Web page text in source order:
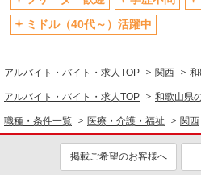
パート
パナソニック エイジフリーケアセンタ
時給1,143円〜
〇土日祝勤務手当
無事故無違反表彰
7:00〜8:00/夜間
パナソニック
山北島 和歌山県和
キープ
同じ職種から求人を探す
介護職・ヘルパー
同じ特徴から求人を探す
未経験歓迎
ミ
ミドル（40代～）活躍中
アルバイト・バイト・求人TOP 関西
アルバイト・バイト・求人TOP 和歌山県
職種・条件一覧 医療・介護・福祉 関西
掲載ご希望のお客様へ